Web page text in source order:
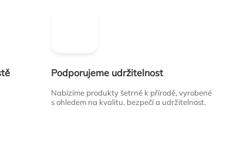
Podporujeme udržitelnost
Nabízíme produkty šetrné k přírodě, vyrobené
s ohledem na kvalitu, bezpečí a udržitelnost.